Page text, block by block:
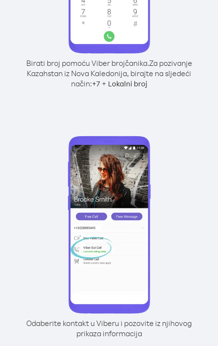
Birati broj pomoću Viber brojčanika.Za pozivanje
Kazahstan iz Nova Kaledonija, birajte na sljedeći
način:+7+ Lokalni broj
Odaberite kontakt u Viberu i pozovite iz njihovog
prikaza informacija